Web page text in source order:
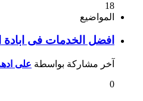
18
المواضيع
افضل الخدمات فى ابادة
آخر مشاركة بواسطة على
0